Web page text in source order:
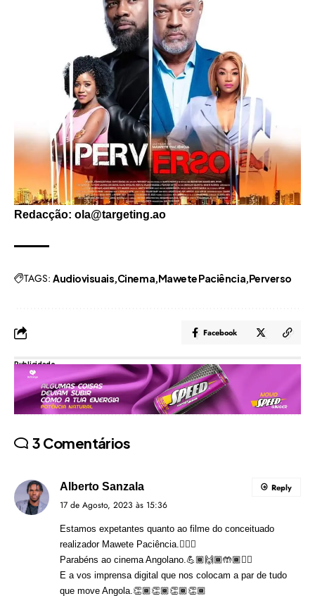
Redacção: ola@targeting.ao
TAGS: Audiovisuais Cinema Mawete Paciência Perverso
Facebook
Publicidade
3 Comentários
Alberto Sanzala
17 de Agosto, 2023 às 15:36
Estamos expetantes quanto ao filme do conceituado
realizador Mawete Paciência.🙅🏾‍♂️
Parabéns ao cinema Angolano.💪🏾🙌🏾🤲🏾✊🏾
E a vos imprensa digital que nos colocam a par de tudo
que move Angola.👏🏾👏🏾👏🏾👏🏾
Reply